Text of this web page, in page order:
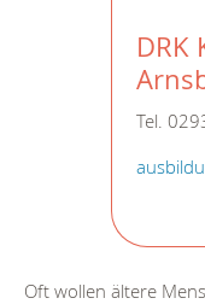
DRK
Tel.
Oft wollen ältere